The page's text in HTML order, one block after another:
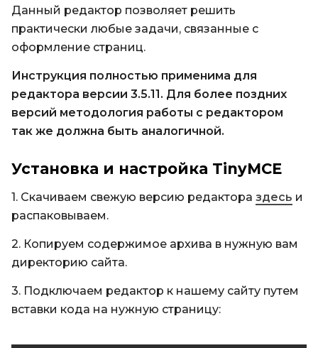
Данный редактор позволяет решить
практически любые задачи, связанные с
оформление страниц.
Инструкция полностью применима для
редактора версии 3.5.11. Для более поздних
версий методология работы с редактором
так же должна быть аналогичной.
Установка и настройка TinyMCE
1. Скачиваем свежую версию редактора здесь и
распаковываем.
2. Копируем содержимое архива в нужную вам
директорию сайта.
3. Подключаем редактор к нашему сайту путем
вставки кода на нужную страницу: